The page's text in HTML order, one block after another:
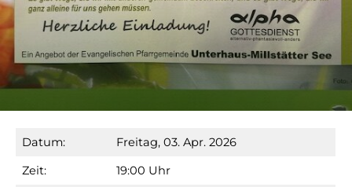
Datum:
Freitag, 03. Apr. 2026
Zeit:
19:00 Uhr